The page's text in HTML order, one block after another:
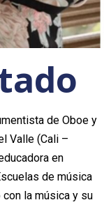
de Oboe y
Valle (Cali –
en
de música
la música y su